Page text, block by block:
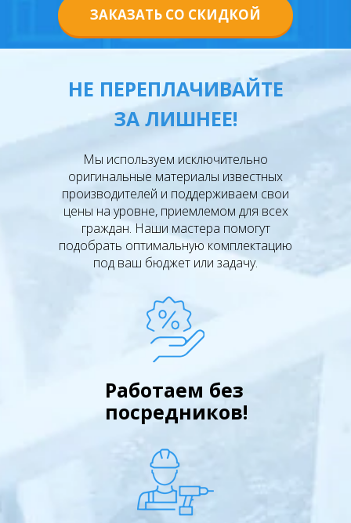
ЗАКАЗАТЬ СО СКИДКОЙ
НЕ ПЕРЕПЛАЧИВАЙТЕ
ЗА ЛИШНЕЕ!
Мы используем исключительно
оригинальные материалы известных
производителей и поддерживаем свои
цены на уровне, приемлемом для всех
граждан. Наши мастера помогут
подобрать оптимальную комплектацию
под ваш бюджет или задачу.
Работаем без
посредников!